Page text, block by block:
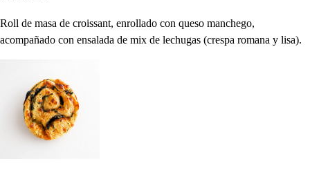
Roll de masa de croissant, enrollado con queso manchego,
acompañado con ensalada de mix de lechugas (crespa romana y lisa).